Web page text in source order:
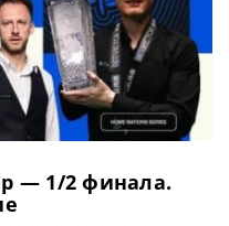
— 1/2 финала.